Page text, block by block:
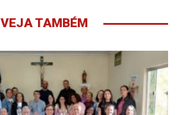
VEJA TAMBÉM